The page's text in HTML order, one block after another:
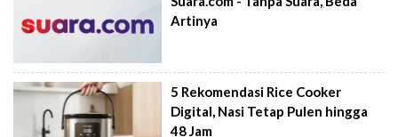
Artinya
5 Rekomendasi Rice Cooker
Digital, Nasi Tetap Pulen hingga
48 Jam